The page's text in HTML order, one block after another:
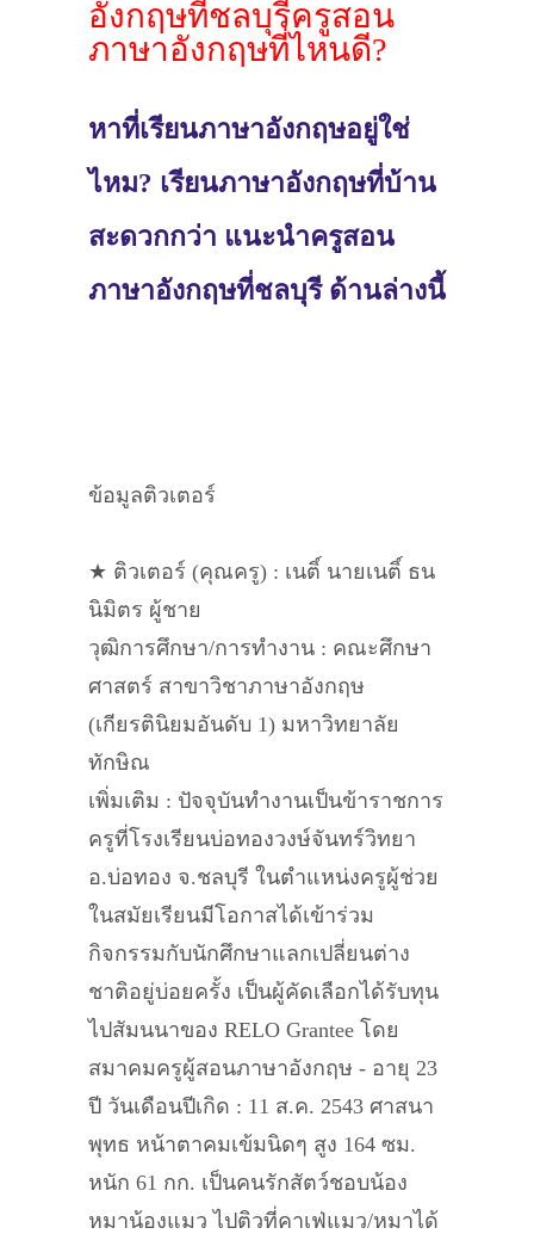
อังกฤษที่ชลบุรีครูสอน
ภาษาอังกฤษที่ไหนดี?
หาที่เรียนภาษาอังกฤษอยู่ใช่
ไหม? เรียนภาษาอังกฤษที่บ้าน
สะดวกกว่า แนะนำครูสอน
ภาษาอังกฤษที่ชลบุรี ด้านล่างนี้
ข้อมูลติวเตอร์
★ ติวเตอร์ (คุณครู) : เนติ์ นายเนติ์ ธน
นิมิตร ผู้ชาย
วุฒิการศึกษา/การทำงาน : คณะศึกษา
ศาสตร์ สาขาวิชาภาษาอังกฤษ
(เกียรตินิยมอันดับ 1) มหาวิทยาลัย
ทักษิณ
เพิ่มเติม : ปัจจุบันทำงานเป็นข้าราชการ
ครูที่โรงเรียนบ่อทองวงษ์จันทร์วิทยา
อ.บ่อทอง จ.ชลบุรี ในตำแหน่งครูผู้ช่วย
ในสมัยเรียนมีโอกาสได้เข้าร่วม
กิจกรรมกับนักศึกษาแลกเปลี่ยนต่าง
ชาติอยู่บ่อยครั้ง เป็นผู้คัดเลือกได้รับทุน
ไปสัมนนาของ RELO Grantee โดย
สมาคมครูผู้สอนภาษาอังกฤษ - อายุ 23
ปี วันเดือนปีเกิด : 11 ส.ค. 2543 ศาสนา
พุทธ หน้าตาคมเข้มนิดๆ สูง 164 ซม.
หนัก 61 กก. เป็นคนรักสัตว์ชอบน้อง
หมาน้องแมว ไปติวที่คาเฟ่แมว/หมาได้